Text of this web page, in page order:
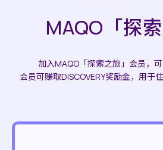
MAQO「探索
加入MAQO「探索之旅」会员，可
会员可赚取DISCOVERY奖励金，用于